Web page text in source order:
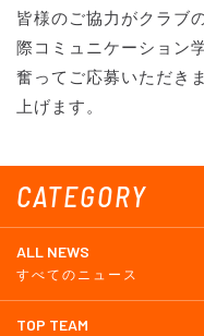
CATEGORY
ALL NEWS
すべてのニュース
TOP TEAM
皆様のご協力がクラブ
際コミュニケーション
奮ってご応募いただき
上げます。